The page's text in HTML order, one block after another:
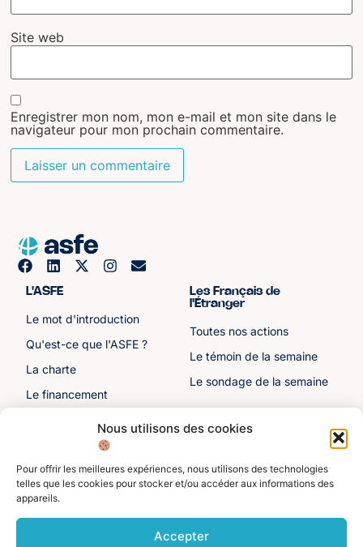
Nous utilisons des cookies
Pour offrir les meilleures expériences, nous utilisons des technologies
telles que les cookies pour stocker et/ou accéder aux informations des
appareils.
Accepter
Site web
Enregistrer mon nom, mon e-mail et mon site dans le
navigateur pour mon prochain commentaire.
L'ASFE
Le mot d'introduction
Qu'est-ce que l'ASFE ?
La charte
Le financement
Les sénateurs
Les Français de
l'Étranger
Toutes nos actions
Le témoin de la semaine
Le sondage de la semaine
Autre liens
Toutes les ressources
Divers
personnelles